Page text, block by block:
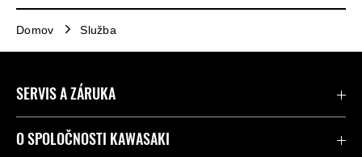
Domov Služba
SERVIS A ZÁRUKA
Kontaktujte nás
O SPOLOČNOSTI KAWASAKI